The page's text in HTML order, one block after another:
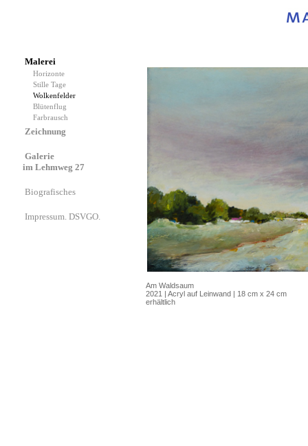
Malerei
Horizonte
Stille Tage
Wolkenfelder
Blütenflug
Farbrausch
Zeichnung
Galerie
im Lehmweg 27
Biografisches
Impressum. DSVGO.
Am Waldsaum
2021 | Acryl auf Leinwand | 18 cm x 24 cm
erhältlich